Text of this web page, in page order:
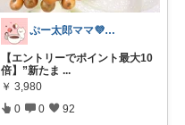
ぷー太郎ママ💜こっそりさんも大歓迎😍
【エントリーでポイント最大10
倍】”新たま ...
￥ 3,980
0 0 92